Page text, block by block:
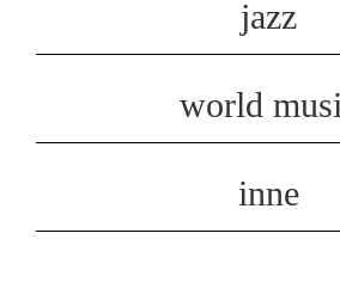
jazz
world
inne